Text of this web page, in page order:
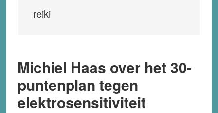
reiki
Michiel Haas over het 30-
puntenplan tegen
elektrosensitiviteit